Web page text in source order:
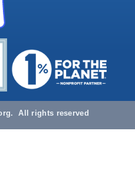
All rights reserved